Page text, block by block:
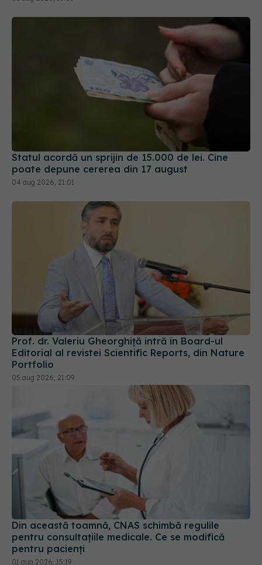
Statul acordă un sprijin de 15.000 de lei. Cine
poate depune cererea din 17 august
04 aug 2026, 21:01
Prof. dr. Valeriu Gheorghiță intră în Board-ul
Editorial al revistei Scientific Reports, din Nature
Portfolio
05 aug 2026, 21:09
Din această toamnă, CNAS schimbă regulile
pentru consultațiile medicale. Ce se modifică
pentru pacienți
01 aug 2026, 15:19